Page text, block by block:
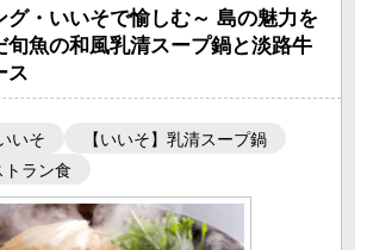
グ・いいそで愉しむ～ 島の魅力を
旬魚の和風乳清スープ鍋と淡路牛
ス
いそ
【いいそ】乳清スープ鍋
トラン食